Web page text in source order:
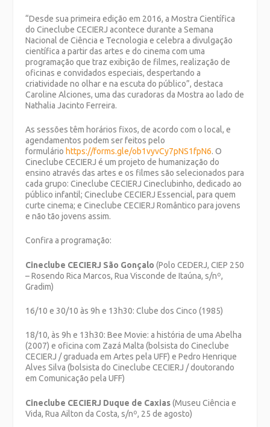
“Desde sua primeira edição em 2016, a Mostra Científica
do Cineclube CECIERJ acontece durante a Semana
Nacional de Ciência e Tecnologia e celebra a divulgação
científica a partir das artes e do cinema com uma
programação que traz exibição de filmes, realização de
oficinas e convidados especiais, despertando a
criatividade no olhar e na escuta do público”, destaca
Caroline Alciones, uma das curadoras da Mostra ao lado de
Nathalia Jacinto Ferreira.
As sessões têm horários fixos, de acordo com o local, e
agendamentos podem ser feitos pelo
formulário https://forms.gle/ob1vyvCy7pNS1fpN6. O
Cineclube CECIERJ é um projeto de humanização do
ensino através das artes e os filmes são selecionados para
cada grupo: Cineclube CECIERJ Cineclubinho, dedicado ao
público infantil; Cineclube CECIERJ Essencial, para quem
curte cinema; e Cineclube CECIERJ Romântico para jovens
e não tão jovens assim.
Confira a programação:
Cineclube CECIERJ São Gonçalo(Polo CEDERJ, CIEP 250
– Rosendo Rica Marcos, Rua Visconde de Itaúna, s/nº,
Gradim)
16/10 e 30/10 às 9h e 13h30: Clube dos Cinco (1985)
18/10, às 9h e 13h30: Bee Movie: a história de uma Abelha
(2007) e oficina com Zazá Malta (bolsista do Cineclube
CECIERJ / graduada em Artes pela UFF) e Pedro Henrique
Alves Silva (bolsista do Cineclube CECIERJ / doutorando
em Comunicação pela UFF)
Cineclube CECIERJ Duque de Caxias(Museu Ciência e
Vida, Rua Ailton da Costa, s/nº, 25 de agosto)